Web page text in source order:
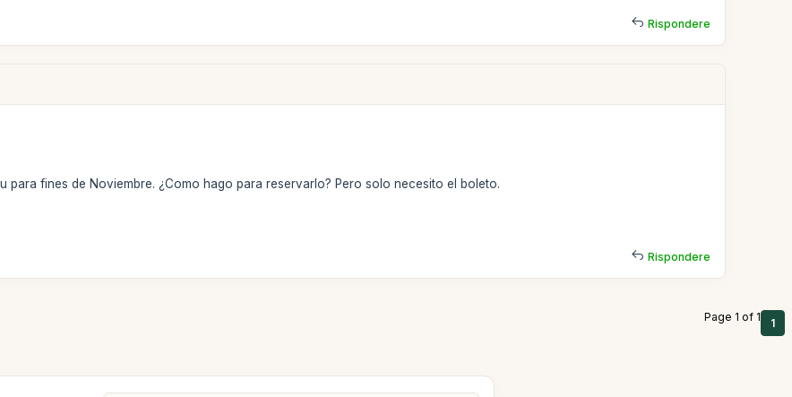
Rispondere
para fines de Noviembre. ¿Como hago para reservarlo? Pero solo necesito el boleto.
Rispondere
Page 1 of 1 1